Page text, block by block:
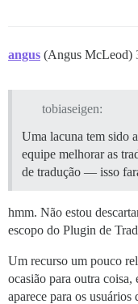
angus (Angus McLeod)
tobiaseigen:
Uma lacuna tem sido
equipe melhorar as
de tradução — isso
hmm. Não estou
escopo do Plugin de
Um recurso um pouco
ocasião para outra
aparece para os